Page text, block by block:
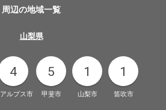
周辺の地域一覧
山梨県
4
ルプス市
5
甲斐市
1
山梨市
1
笛吹市